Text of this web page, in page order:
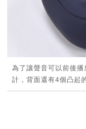
為了讓聲音可以前後
計，背面還有4個凸起